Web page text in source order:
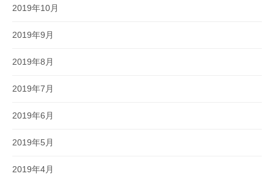
2019年10月
2019年9月
2019年8月
2019年7月
2019年6月
2019年5月
2019年4月